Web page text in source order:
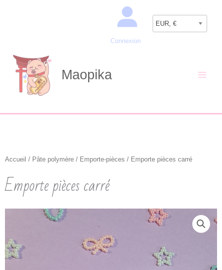
Connexion
EUR, €
Maopika
Accueil / Pâte polymère / Emporte-pièces / Emporte pièces carré
Emporte pièces carré
Recherche